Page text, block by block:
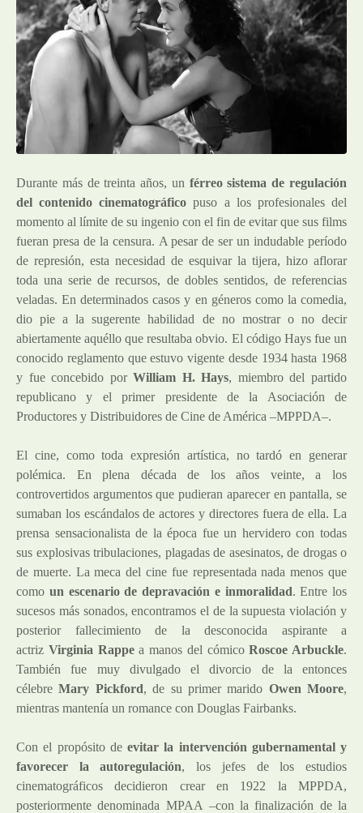
Durante más de treinta años, un férreo sistema de regulación
del contenido cinematográfico puso a los profesionales del
momento al límite de su ingenio con el fin de evitar que sus films
fueran presa de la censura. A pesar de ser un indudable período
de represión, esta necesidad de esquivar la tijera, hizo aflorar
toda una serie de recursos, de dobles sentidos, de referencias
veladas. En determinados casos y en géneros como la comedia,
dio pie a la sugerente habilidad de no mostrar o no decir
abiertamente aquéllo que resultaba obvio. El código Hays fue un
conocido reglamento que estuvo vigente desde 1934 hasta 1968
y fue concebido porWilliam H. Hays, miembro del partido
republicano y el primer presidente de la Asociación de
Productores y Distribuidores de Cine de América –MPPDA–.
El cine, como toda expresión artística, no tardó en generar
polémica. En plena década de los años veinte, a los
controvertidos argumentos que pudieran aparecer en pantalla, se
sumaban los escándalos de actores y directores fuera de ella. La
prensa sensacionalista de la época fue un hervidero con todas
sus explosivas tribulaciones, plagadas de asesinatos, de drogas o
de muerte. La meca del cine fue representada nada menos que
como un escenario de depravación e inmoralidad. Entre los
sucesos más sonados, encontramos el de la supuesta violación y
posterior fallecimiento de la desconocida aspirante a
actriz Virginia Rappea manos del cómicoRoscoe Arbuckle.
También fue muy divulgado el divorcio de la entonces
célebreMary Pickford, de su primer marido Owen Moore,
mientras mantenía un romance con Douglas Fairbanks.
Con el propósito de evitar la intervención gubernamental y
favorecer la autoregulación, los jefes de los estudios
cinematográficos decidieron crear en 1922 la MPPDA,
posteriormente denominada MPAA –con la finalización de la